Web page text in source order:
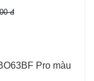
đ
Pro màu